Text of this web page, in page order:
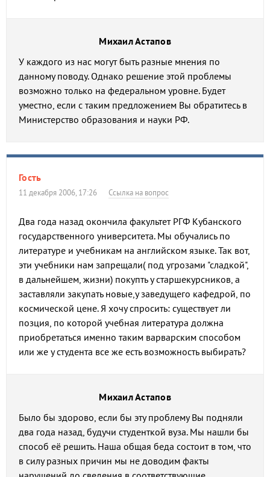
Михаил Астапов
У каждого из нас могут быть разные мнения по
данному поводу. Однако решение этой проблемы
возможно только на федеральном уровне. Будет
уместно, если с таким предложением Вы обратитесь в
Министерство образования и науки РФ.
Гость
11 декабря 2006, 17:26 Ссылка на вопрос
Два года назад окончила факультет РГФ Кубанского
государственного университета. Мы обучались по
литературе и учебникам на английском языке. Так вот,
эти учебники нам запрещали( под угрозами "сладкой",
в дальнейшем, жизни) покупть у старшекурсников, а
заставляли закупать новые,у заведущего кафедрой, по
космической цене. Я хочу спросить: существует ли
позция, по которой учебная литература должна
приобретаться именно таким варварским способом
или же у студента все же есть возможность выбирать?
Михаил Астапов
Было бы здорово, если бы эту проблему Вы подняли
два года назад, будучи студенткой вуза. Мы нашли бы
способ её решить. Наша общая беда состоит в том, что
в силу разных причин мы не доводим факты